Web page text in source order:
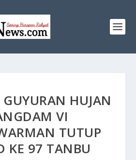
GUYURAN HUJAN
VI
TUTUP
KE 97 TANBU